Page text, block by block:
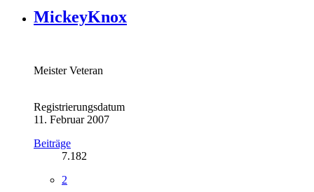
MickeyKnox
Meister Veteran
Registrierungsdatum
11. Februar 2007
Beiträge
7.182
2